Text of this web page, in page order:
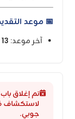
تم إغلاق
لاستكشاف
جوبي.
📅 موعد
آخر موعد: 13 يوليو 2026